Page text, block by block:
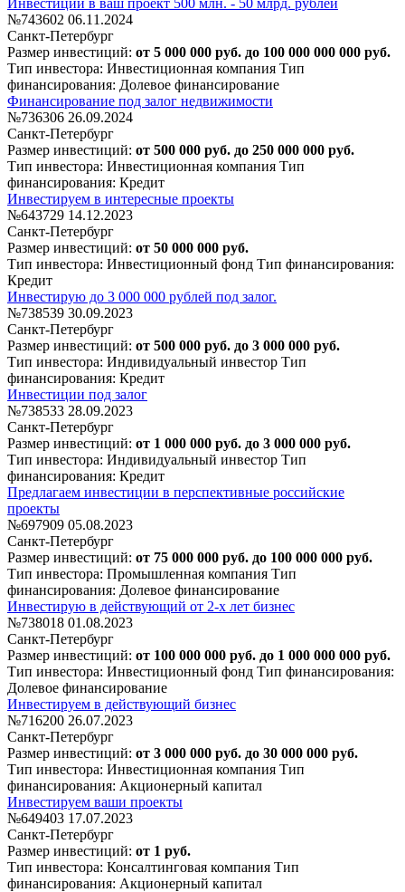
№743602 06.11.2024
Санкт-Петербург
Размер инвестиций: от 5 000 000 руб. до 100 000 000 000 руб.
Тип инвестора: Инвестиционная компания Тип
финансирования: Долевое финансирование
Финансирование под залог недвижимости
№736306 26.09.2024
Санкт-Петербург
Размер инвестиций: от 500 000 руб. до 250 000 000 руб.
Тип инвестора: Инвестиционная компания Тип
финансирования: Кредит
Инвестируем в интересные проекты
№643729 14.12.2023
Санкт-Петербург
Размер инвестиций: от 50 000 000 руб.
Тип инвестора: Инвестиционный фонд Тип финансирования:
Кредит
Инвестирую до 3 000 000 рублей под залог.
№738539 30.09.2023
Санкт-Петербург
Размер инвестиций: от 500 000 руб. до 3 000 000 руб.
Тип инвестора: Индивидуальный инвестор Тип
финансирования: Кредит
Инвестиции под залог
№738533 28.09.2023
Санкт-Петербург
Размер инвестиций: от 1 000 000 руб. до 3 000 000 руб.
Тип инвестора: Индивидуальный инвестор Тип
финансирования: Кредит
Предлагаем инвестиции в перспективные российские
проекты
№697909 05.08.2023
Санкт-Петербург
Размер инвестиций: от 75 000 000 руб. до 100 000 000 руб.
Тип инвестора: Промышленная компания Тип
финансирования: Долевое финансирование
Инвестирую в действующий от 2-х лет бизнес
№738018 01.08.2023
Санкт-Петербург
Размер инвестиций: от 100 000 000 руб. до 1 000 000 000 руб.
Тип инвестора: Инвестиционный фонд Тип финансирования:
Долевое финансирование
Инвестируем в действующий бизнес
№716200 26.07.2023
Санкт-Петербург
Размер инвестиций: от 3 000 000 руб. до 30 000 000 руб.
Тип инвестора: Инвестиционная компания Тип
финансирования: Акционерный капитал
Инвестируем ваши проекты
№649403 17.07.2023
Санкт-Петербург
Размер инвестиций: от 1 руб.
Тип инвестора: Консалтинговая компания Тип
финансирования: Акционерный капитал